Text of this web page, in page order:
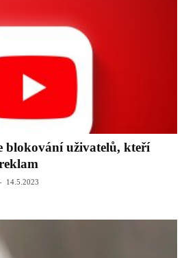
blokování uživatelů, kteří
- 14.5.2023